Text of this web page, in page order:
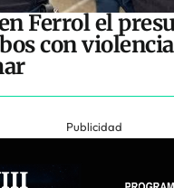
Ferrol el
con
Publicidad